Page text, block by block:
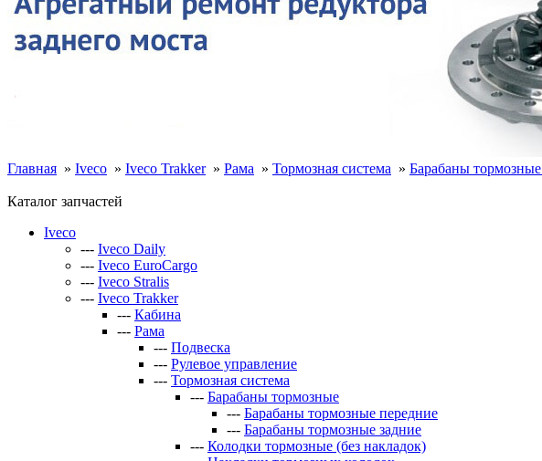
Главная » Iveco » Iveco Trakker » Рама » Тормозная система » Барабаны тормозные
Каталог запчастей
Iveco
--- Iveco Daily
--- Iveco EuroCargo
--- Iveco Stralis
--- Iveco Trakker
--- Кабина
--- Рама
--- Подвеска
--- Рулевое управление
--- Тормозная система
--- Барабаны тормозные
--- Барабаны тормозные передние
--- Барабаны тормозные задние
--- Колодки тормозные (без накладок)